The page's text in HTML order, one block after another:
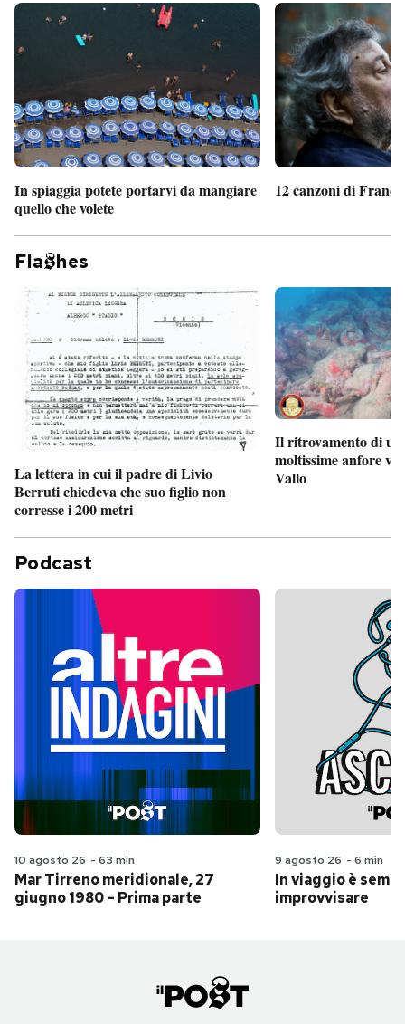
In spiaggia potete portarvi da mangiare
quello che volete
12 canzoni di
Fla hes
La lettera in cui il padre di Livio
Berruti chiedeva che suo figlio non
corresse i 200 metri
Il ritrovamento di
moltissime anfore
Vallo
Podcast
10 agosto 26 - 63 min
Mar Tirreno meridionale, 27
giugno 1980 – Prima parte
9 agosto 26 - 6 min
In viaggio è
improvvisare